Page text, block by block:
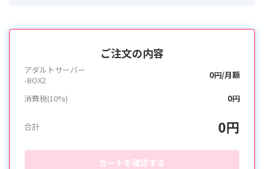
ご注文の内容
アダルトサーバー
-BOX2
0円/月額
消費税(10%) 0円
合計 0円
カートを確認する